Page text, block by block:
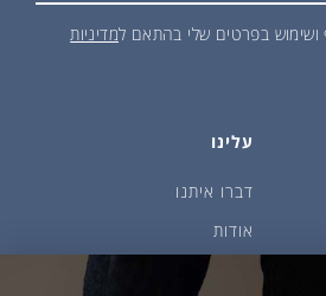
עלינו
דברו איתנו
אודות
איפה קונים?
בפרטים שלי בהתאם למדיניות